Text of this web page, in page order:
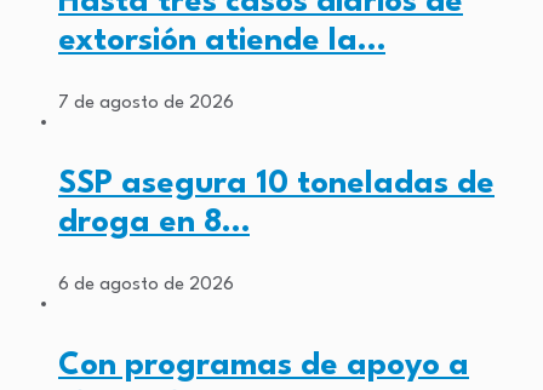
extorsión atiende la…
7 de agosto de 2026
SSP asegura 10 toneladas de
droga en 8…
6 de agosto de 2026
Con programas de apoyo a